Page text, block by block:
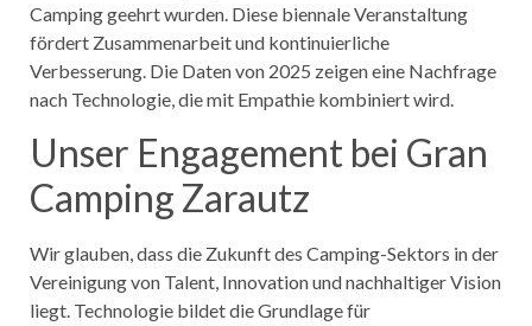
Camping geehrt wurden. Diese biennale Veranstaltung
fördert Zusammenarbeit und kontinuierliche
Verbesserung. Die Daten von 2025 zeigen eine Nachfrage
nach Technologie, die mit Empathie kombiniert wird.
Unser Engagement bei Gran
Camping Zarautz
Wir glauben, dass die Zukunft des Camping-Sektors in der
Vereinigung von Talent, Innovation und nachhaltiger Vision
liegt. Technologie bildet die Grundlage für